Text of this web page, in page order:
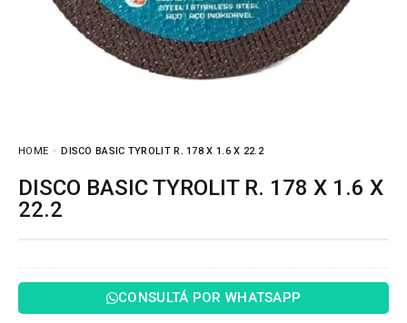
HOME DISCO BASIC TYROLIT R. 178 X 1.6 X 22.2
DISCO BASIC TYROLIT R. 178 X 1.6 X
22.2
CONSULTÁ POR WHATSAPP